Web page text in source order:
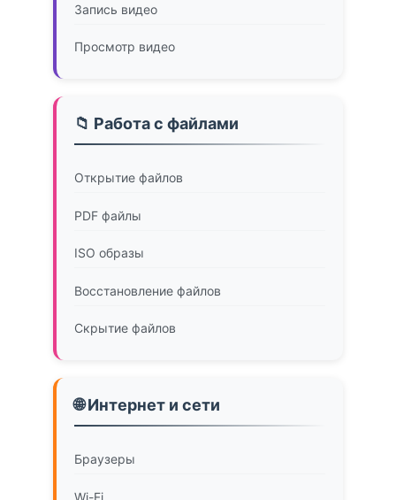
Запись видео
Просмотр видео
📁 Работа с файлами
Открытие файлов
PDF файлы
ISO образы
Восстановление файлов
Скрытие файлов
🌐 Интернет и сети
Браузеры
Wi-Fi